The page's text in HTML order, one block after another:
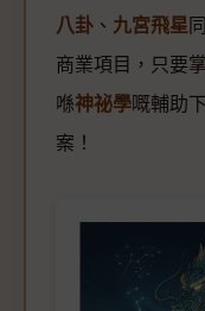
八卦 、 九宮飛星 同
商業項目，只要
喺神祕學嘅輔助
案！